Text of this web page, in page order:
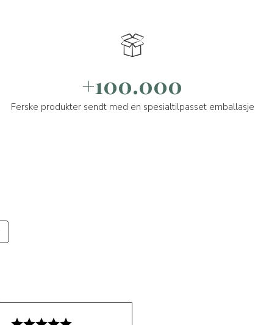
+100.000
Ferske produkter sendt med en spesialtilpasset emballasje